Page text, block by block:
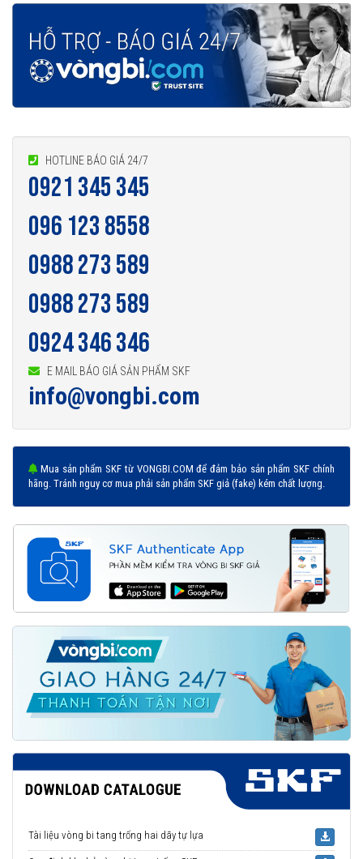
HOTLINE BÁO GIÁ 24/7
0921 345 345
096 123 8558
0988 273 589
0988 273 589
0924 346 346
E MAIL BÁO GIÁ SẢN PHẨM SKF
info@vongbi.com
Mua sản phẩm SKF từ VONGBI.COM để đảm bảo sản phẩm SKF chính
hãng. Tránh nguy cơ mua phải sản phẩm SKF giả (fake) kém chất lượng.
Tài liệu vòng bi tang trống hai dãy tự lựa